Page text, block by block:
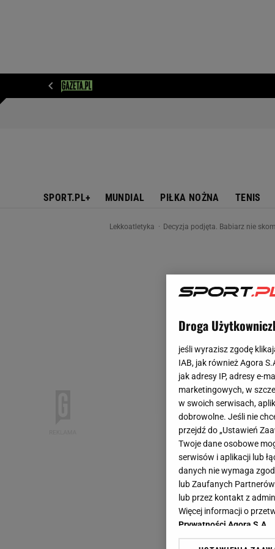
SPORT.PL+ MUNDIAL PIŁKA NOŻNA TENIS
Lekkoatletyka Decyzja podjęta. Babiarz nie
Droga
jeśli wyrazisz zgodę
IAB, jak również Agora
jak adresy IP, adresy e-
marketingowych, w
w swoich serwisach,
dobrowolne. Jeśli nie
przejdź do „Ustawień
Twoje dane osobowe
serwisów i aplikacji lub
danych nie wymaga
lub Zaufanych
lub przez kontakt z
Więcej informacji o
Prywatności Agora S.A.